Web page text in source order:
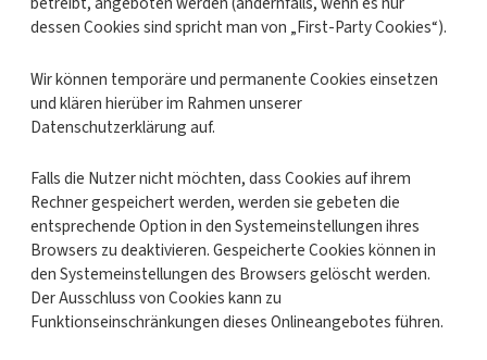
dessen Cookies sind spricht man von „First-Party Cookies“).
Wir können temporäre und permanente Cookies einsetzen
und klären hierüber im Rahmen unserer
Datenschutzerklärung auf.
Falls die Nutzer nicht möchten, dass Cookies auf ihrem
Rechner gespeichert werden, werden sie gebeten die
entsprechende Option in den Systemeinstellungen ihres
Browsers zu deaktivieren. Gespeicherte Cookies können in
den Systemeinstellungen des Browsers gelöscht werden.
Der Ausschluss von Cookies kann zu
Funktionseinschränkungen dieses Onlineangebotes führen.